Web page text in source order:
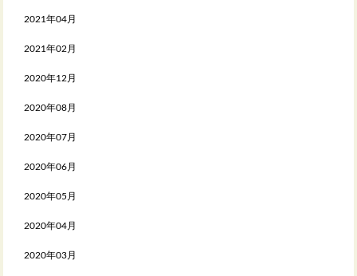
2021年04月
2021年02月
2020年12月
2020年08月
2020年07月
2020年06月
2020年05月
2020年04月
2020年03月